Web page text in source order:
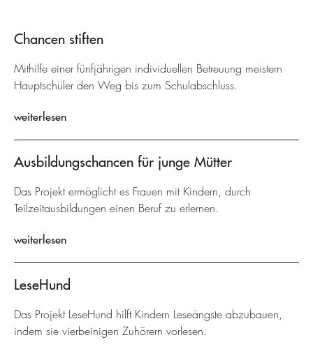
Chancen stiften
Mithilfe einer fünfjährigen individuellen Betreuung meistern
Hauptschüler den Weg bis zum Schulabschluss.
weiterlesen
Ausbildungschancen für junge Mütter
Das Projekt ermöglicht es Frauen mit Kindern, durch
Teilzeitausbildungen einen Beruf zu erlernen.
weiterlesen
LeseHund
Das Projekt LeseHund hilft Kindern Leseängste abzubauen,
indem sie vierbeinigen Zuhörern vorlesen.